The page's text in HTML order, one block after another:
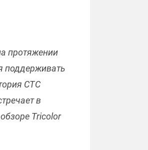
протяжении
поддерживать
СТС
в
Tricolor